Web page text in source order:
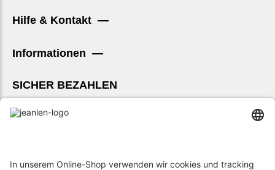
Hilfe & Kontakt
Informationen
SICHER BEZAHLEN